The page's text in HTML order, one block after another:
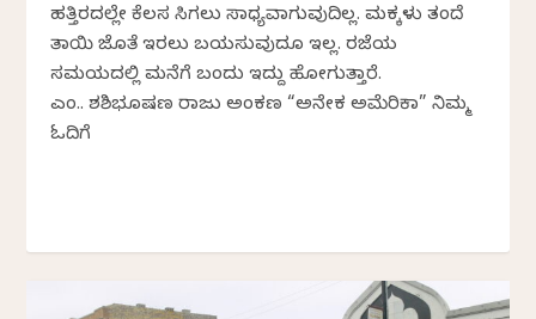
ಹತ್ತಿರದಲ್ಲೇ ಕೆಲಸ ಸಿಗಲು ಸಾಧ್ಯವಾಗುವುದಿಲ್ಲ. ಮಕ್ಕಳು ತಂದೆ
ತಾಯಿ ಜೊತೆ ಇರಲು ಬಯಸುವುದೂ ಇಲ್ಲ. ರಜೆಯ
ಸಮಯದಲ್ಲಿ ಮನೆಗೆ ಬಂದು ಇದ್ದು ಹೋಗುತ್ತಾರೆ.
ಎಂ.ವಿ. ಶಶಿಭೂಷಣ ರಾಜು ಅಂಕಣ “ಅನೇಕ ಅಮೆರಿಕಾ” ನಿಮ್ಮ
ಓದಿಗೆ